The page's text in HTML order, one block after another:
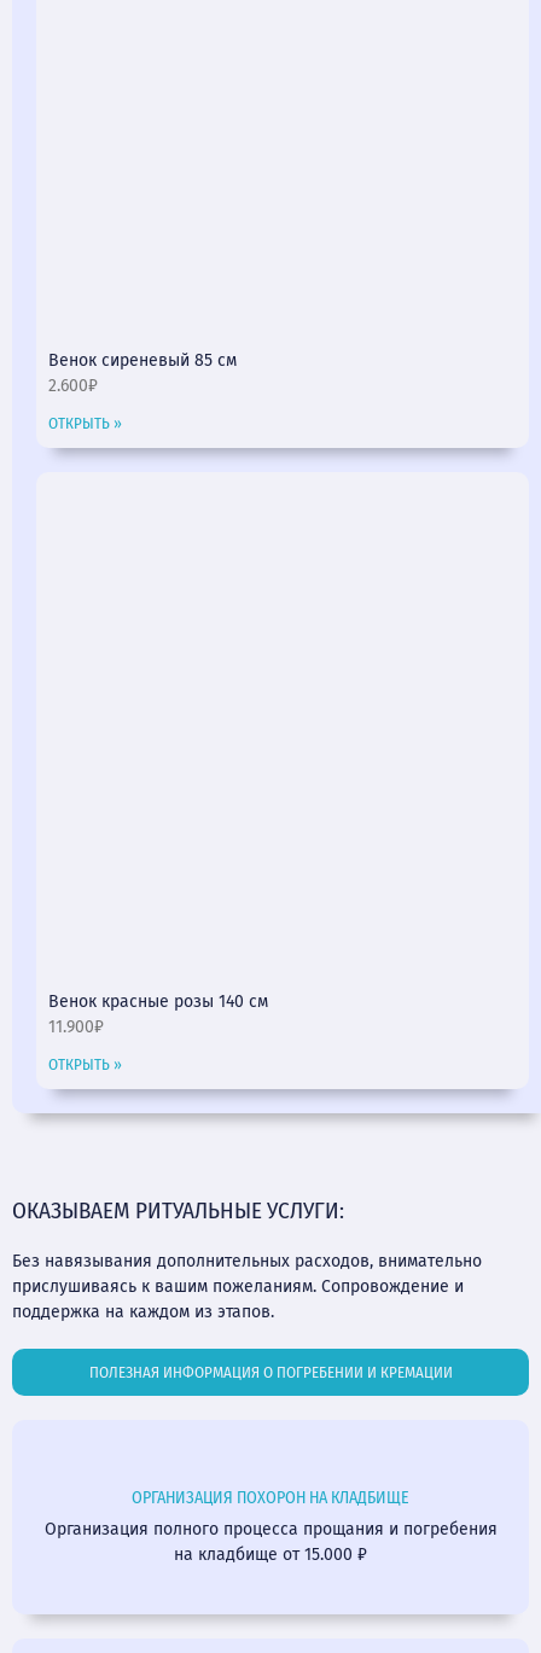
Венок сиреневый 85 см
2.600₽
ОТКРЫТЬ »
Венок красные розы 140 см
11.900₽
ОТКРЫТЬ »
ОКАЗЫВАЕМ РИТУАЛЬНЫЕ УСЛУГИ:
Без навязывания дополнительных расходов, внимательно
прислушиваясь к вашим пожеланиям. Сопровождение и
поддержка на каждом из этапов.
ПОЛЕЗНАЯ ИНФОРМАЦИЯ О ПОГРЕБЕНИИ И КРЕМАЦИИ
ОРГАНИЗАЦИЯ ПОХОРОН НА КЛАДБИЩЕ
Организация полного процесса прощания и погребения
на кладбище от 15.000 ₽